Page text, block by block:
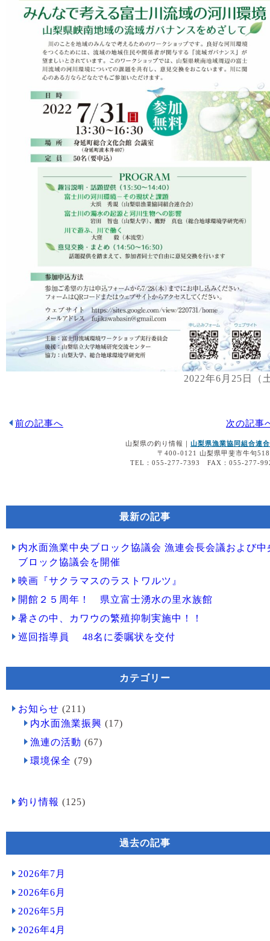
2022年6月25日（
前の記事へ 次の記事
山梨県の釣り情報｜ 山梨県漁業協同組合連
〒400-0121 山梨県甲斐市牛句
TEL：055-277-7393 FAX：055-277-
最新の記事
内水面漁業中央ブロック協議会 漁連会長会議および中
ブロック協議会を開催
映画『サクラマスのラストワルツ』
開館２５周年！ 県立富士湧水の里水族館
暑さの中、カワウの繁殖抑制実施中！！
巡回指導員 48名に委嘱状を交付
カテゴリー
お知らせ (211)
内水面漁業振興 (17)
漁連の活動 (67)
環境保全 (79)
釣り情報 (125)
過去の記事
2026年7月
2026年6月
2026年5月
2026年4月